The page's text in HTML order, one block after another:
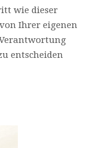
wie dieser
Ihrer eigenen
entscheiden